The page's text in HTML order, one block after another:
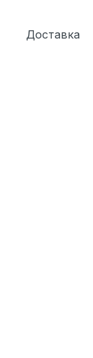
Доставка